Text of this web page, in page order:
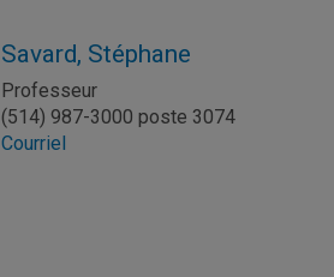
Savard, Stéphane
Professeur
(514) 987-3000 poste 3074
Courriel